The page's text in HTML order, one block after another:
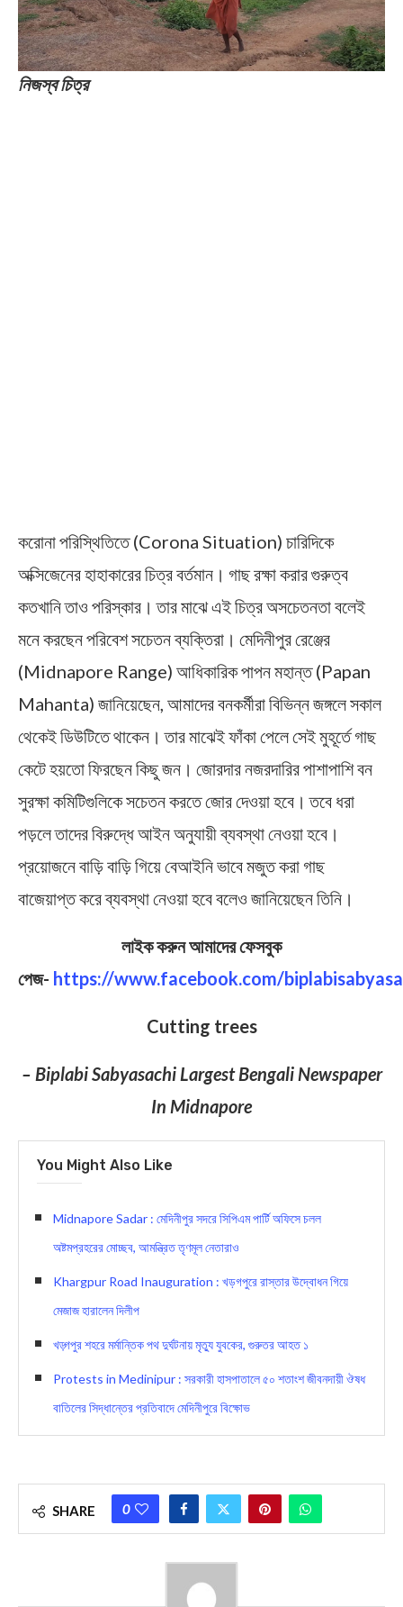
নিজস্ব চিত্র
করোনা পরিস্থিতিতে (Corona Situation) চারিদিকে
অক্সিজেনের হাহাকারের চিত্র বর্তমান। গাছ রক্ষা করার গুরুত্ব
কতখানি তাও পরিস্কার। তার মাঝে এই চিত্র অসচেতনতা বলেই
মনে করছেন পরিবেশ সচেতন ব্যক্তিরা। মেদিনীপুর রেঞ্জের
(Midnapore Range) আধিকারিক পাপন মহান্ত (Papan
Mahanta) জানিয়েছেন, আমাদের বনকর্মীরা বিভিন্ন জঙ্গলে সকাল
থেকেই ডিউটিতে থাকেন। তার মাঝেই ফাঁকা পেলে সেই মুহূর্তে গাছ
কেটে হয়তো ফিরছেন কিছু জন। জোরদার নজরদারির পাশাপাশি বন
সুরক্ষা কমিটিগুলিকে সচেতন করতে জোর দেওয়া হবে। তবে ধরা
পড়লে তাদের বিরুদ্ধে আইন অনুযায়ী ব্যবস্থা নেওয়া হবে।
প্রয়োজনে বাড়ি বাড়ি গিয়ে বেআইনি ভাবে মজুত করা গাছ
বাজেয়াপ্ত করে ব্যবস্থা নেওয়া হবে বলেও জানিয়েছেন তিনি।
লাইক করুন আমাদের ফেসবুক
পেজ- https://www.facebook.com/
Cutting trees
– Biplabi Sabyasachi Largest Bengali Newspaper
In Midnapore
You Might Also Like
Midnapore Sadar : মেদিনীপুর সদরে সিপিএম পার্টি অফিসে চলল
অষ্টমপ্রহরের মোচ্ছব, আমন্ত্রিত তৃণমূল নেতারাও
Khargpur Road Inauguration : খড়গপুরে রাস্তার উদ্বোধন গিয়ে
মেজাজ হারালেন দিলীপ
খড়্গপুর শহরে মর্মান্তিক পথ দুর্ঘটনায় মৃত্যু যুবকের, গুরুতর আহত ১
Protests in Medinipur : সরকারী হাসপাতালে ৫০ শতাংশ জীবনদায়ী ঔষধ
বাতিলের সিদ্ধান্তের প্রতিবাদে মেদিনীপুরে বিক্ষোভ
SHARE 0